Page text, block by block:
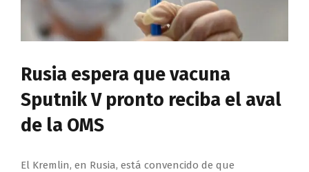
Rusia espera que vacuna
Sputnik V pronto reciba el aval
de la OMS
El Kremlin, en Rusia, está convencido de que